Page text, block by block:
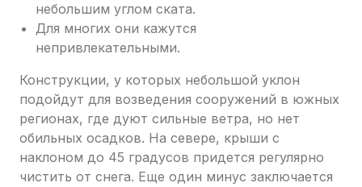
небольшим углом ската.
Для многих они кажутся
непривлекательными.
Конструкции, у которых небольшой уклон
подойдут для возведения сооружений в южных
регионах, где дуют сильные ветра, но нет
обильных осадков. На севере, крыши с
наклоном до 45 градусов придется регулярно
чистить от снега. Еще один минус заключается